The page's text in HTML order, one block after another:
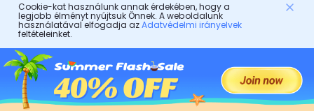
Mennyi ideig őrzi a WhatsApp az
előzményeket?
A WhatsApp mindaddig megőrzi a csevegési
előzményeket, amíg biztonsági másolatot készít
Cookie-kat használunk annak érdekében, hogy a
legjobb élményt nyújtsuk Önnek. A weboldalunk
használatával elfogadja azAdatvédelmi irányelvek
feltételeinket.